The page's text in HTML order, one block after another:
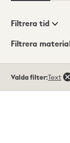
Visningsläge
Filtrera tid
Filtrera
träffar
Valda filter:Text